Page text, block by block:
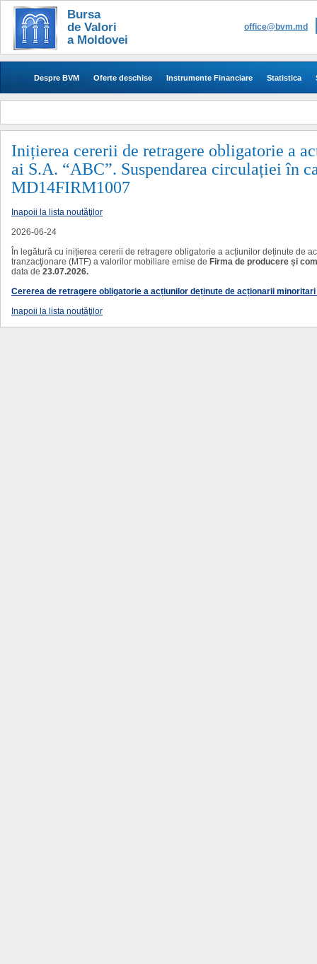
Bursa
de Valori
a Moldovei
office@bvm.md
Despre BVM Oferte deschise Instrumente Financiare Statistica
​​​​​​​​Inițierea cererii de retragere obligatorie a
ai S.A. “ABC”. Suspendarea circulației în
MD14FIRM1007
Inapoii la lista noutăţilor
2026-06-24
În legătură cu inițierea cererii de retragere obligatorie a acțiunilor deținute de
tranzacţionare (MTF) a valorilor mobiliare emise de Firma de producere și
data de 23.07.2026.
Cererea de retragere obligatorie a acțiunilor deținute de acționarii
Inapoii la lista noutăţilor